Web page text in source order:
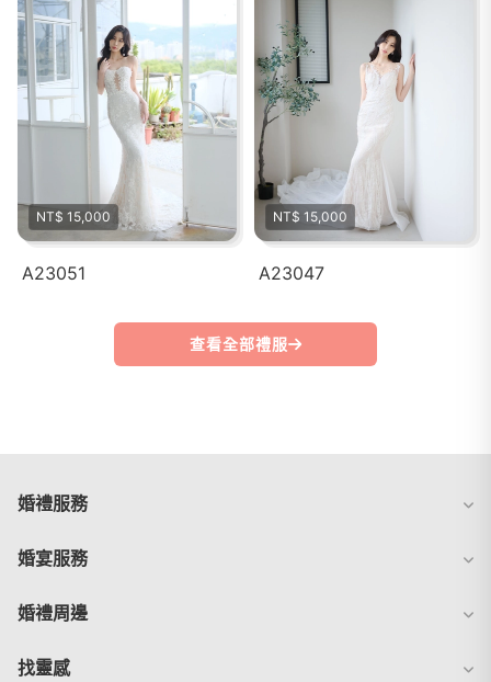
NT$ 15,000
A23051
NT$ 15,000
A23047
查看全部禮服
婚禮服務
婚宴服務
婚禮周邊
找靈感